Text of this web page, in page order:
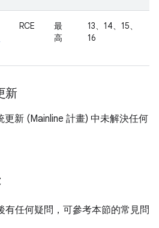
RCE
最
高
13、14、15、
16
新
新 (Mainline 計畫) 中未解決任何
有任何疑問，可參考本節的常見問